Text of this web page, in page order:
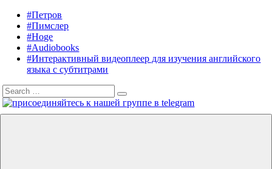
content
Listening
English
Audiobooks
English,
Petrov
English
#Петров
#Пимслер
#Hoge
#Audiobooks
#Интерактивный видеоплеер для изучения английского
языка с субтитрами
Search
for:
Search